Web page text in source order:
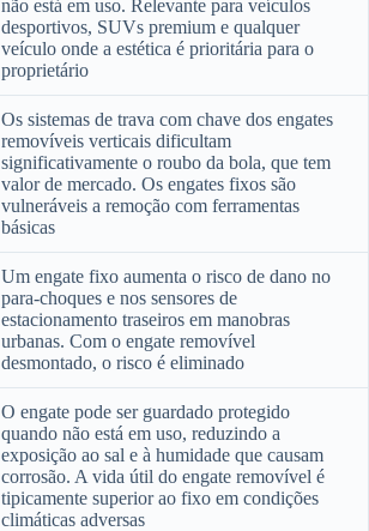
não está em uso. Relevante para veículos
desportivos, SUVs premium e qualquer
veículo onde a estética é prioritária para o
proprietário
Os sistemas de trava com chave dos engates
removíveis verticais dificultam
significativamente o roubo da bola, que tem
valor de mercado. Os engates fixos são
vulneráveis a remoção com ferramentas
básicas
Um engate fixo aumenta o risco de dano no
para-choques e nos sensores de
estacionamento traseiros em manobras
urbanas. Com o engate removível
desmontado, o risco é eliminado
O engate pode ser guardado protegido
quando não está em uso, reduzindo a
exposição ao sal e à humidade que causam
corrosão. A vida útil do engate removível é
tipicamente superior ao fixo em condições
climáticas adversas